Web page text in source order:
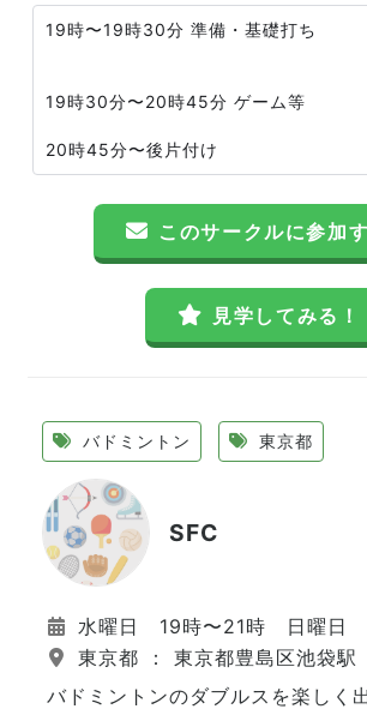
19時〜19時30分 準備・基礎打ち
19時30分〜20時45分 ゲーム等
20時45分〜後片付け
このサークルに参加
見学してみる！
バドミントン 東京都
SFC
水曜日 19時〜21時 日曜日
東京都 ： 東京都豊島区池袋
バドミントンのダブルスを楽しく